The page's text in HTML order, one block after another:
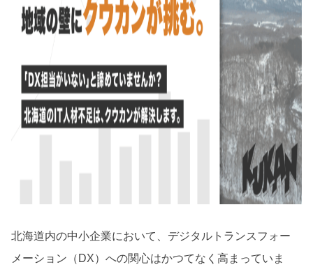
北海道内の中小企業において、デジタルトランスフォー
メーション（DX）への関心はかつてなく高まっていま